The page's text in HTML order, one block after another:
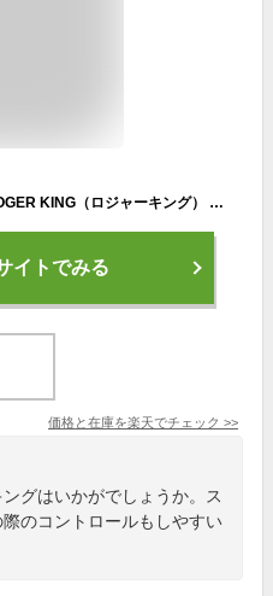
メガジェーピー（MEGA・JP） ROGER KING（ロジャーキング） RK-Xパター01
イトでみる
価格と在庫を楽天でチェック >>
グはいかがでしょうか。ス
のコントロールもしやすい